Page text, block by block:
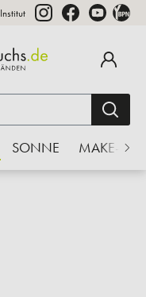
Institut
SONNE MAKE-UP